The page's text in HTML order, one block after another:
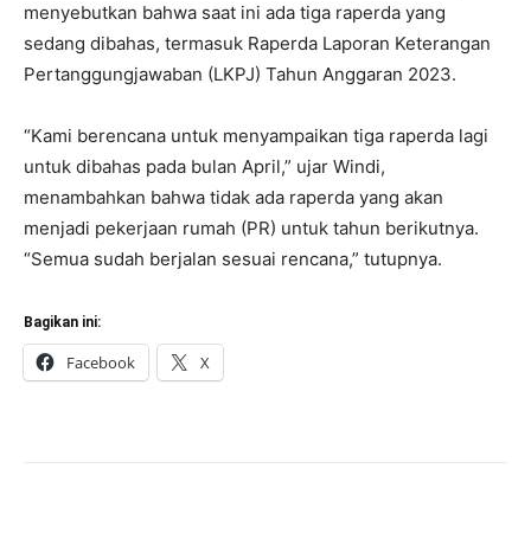
menyebutkan bahwa saat ini ada tiga raperda yang
sedang dibahas, termasuk Raperda Laporan Keterangan
Pertanggungjawaban (LKPJ) Tahun Anggaran 2023.
“Kami berencana untuk menyampaikan tiga raperda lagi
untuk dibahas pada bulan April,” ujar Windi,
menambahkan bahwa tidak ada raperda yang akan
menjadi pekerjaan rumah (PR) untuk tahun berikutnya.
“Semua sudah berjalan sesuai rencana,” tutupnya.
Bagikan ini:
Facebook X